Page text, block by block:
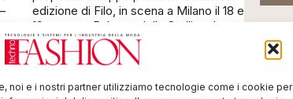
noi e i nostri partner utilizziamo tecnologie come i cookie per
edizione di Filo, in scena a Milano il 18 e
19 marzo a Palazzo delle Stelline. Le
proposte